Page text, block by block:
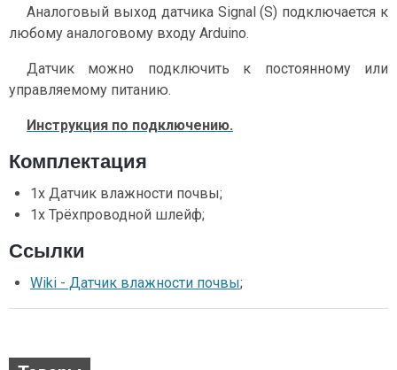
Аналоговый выход датчика Signal (S) подключается к
любому аналоговому входу Arduino.
Датчик можно подключить к постоянному или
управляемому питанию.
Инструкция по подключению.
Комплектация
1x Датчик влажности почвы;
1x Трёхпроводной шлейф;
Ссылки
Wiki - Датчик влажности почвы;